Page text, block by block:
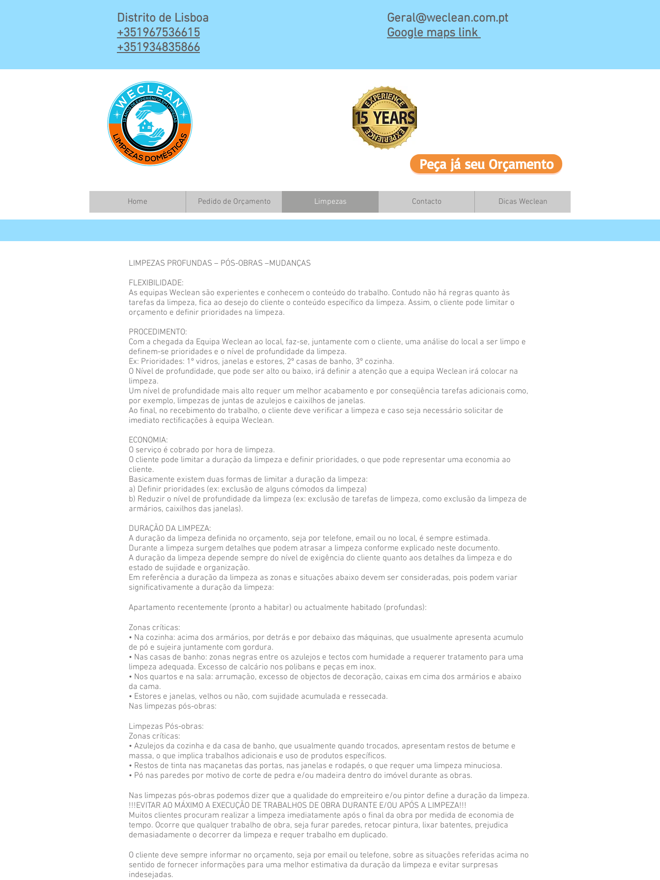
Distrito de Lisboa
+351967536615
+351934835866
Geral@weclean.com.pt
Google maps link
Peça já seu Orçamento
Home Pedido de Orçamento Limpezas Contacto Dicas Weclean
LIMPEZAS PROFUNDAS – PÓS-OBRAS –MUDANÇAS
FLEXIBILIDADE:
As equipas Weclean são experientes e conhecem o conteúdo do trabalho. Contudo não há regras quanto às
tarefas da limpeza, fica ao desejo do cliente o conteúdo específico da limpeza. Assim, o cliente pode limitar o
orçamento e definir prioridades na limpeza.
PROCEDIMENTO:
Com a chegada da Equipa Weclean ao local, faz-se, juntamente com o cliente, uma análise do local a ser limpo e
definem-se prioridades e o nível de profundidade da limpeza.
Ex: Prioridades: 1º vidros, janelas e estores, 2º casas de banho, 3º cozinha.
O Nível de profundidade, que pode ser alto ou baixo, irá definir a atenção que a equipa Weclean irá colocar na
limpeza.
Um nível de profundidade mais alto requer um melhor acabamento e por conseqüência tarefas adicionais como,
por exemplo, limpezas de juntas de azulejos e caixilhos de janelas.
Ao final, no recebimento do trabalho, o cliente deve verificar a limpeza e caso seja necessário solicitar de
imediato rectificações à equipa Weclean.
ECONOMIA:
O serviço é cobrado por hora de limpeza.
O cliente pode limitar a duração da limpeza e definir prioridades, o que pode representar uma economia ao
cliente.
Basicamente existem duas formas de limitar a duração da limpeza:
a) Definir prioridades (ex: exclusão de alguns cómodos da limpeza)
b) Reduzir o nível de profundidade da limpeza (ex: exclusão de tarefas de limpeza, como exclusão da limpeza de
armários, caixilhos das janelas).
DURAÇÃO DA LIMPEZA:
A duração da limpeza definida no orçamento, seja por telefone, email ou no local, é sempre estimada.
Durante a limpeza surgem detalhes que podem atrasar a limpeza conforme explicado neste documento.
A duração da limpeza depende sempre do nível de exigência do cliente quanto aos detalhes da limpeza e do
estado de sujidade e organização.
Em referência a duração da limpeza as zonas e situações abaixo devem ser consideradas, pois podem variar
significativamente a duração da limpeza:
Apartamento recentemente (pronto a habitar) ou actualmente habitado (profundas):
Zonas críticas:
• Na cozinha: acima dos armários, por detrás e por debaixo das máquinas, que usualmente apresenta acumulo
de pó e sujeira juntamente com gordura.
• Nas casas de banho: zonas negras entre os azulejos e tectos com humidade a requerer tratamento para uma
limpeza adequada. Excesso de calcário nos polibans e peças em inox.
• Nos quartos e na sala: arrumação, excesso de objectos de decoração, caixas em cima dos armários e abaixo
da cama.
• Estores e janelas, velhos ou não, com sujidade acumulada e ressecada.
Nas limpezas pós-obras:
Limpezas Pós-obras:
Zonas críticas:
• Azulejos da cozinha e da casa de banho, que usualmente quando trocados, apresentam restos de betume e
massa, o que implica trabalhos adicionais e uso de produtos específicos.
• Restos de tinta nas maçanetas das portas, nas janelas e rodapés, o que requer uma limpeza minuciosa.
• Pó nas paredes por motivo de corte de pedra e/ou madeira dentro do imóvel durante as obras.
Nas limpezas pós-obras podemos dizer que a qualidade do empreiteiro e/ou pintor define a duração da limpeza.
!!!EVITAR AO MÁXIMO A EXECUÇÃO DE TRABALHOS DE OBRA DURANTE E/OU APÓS A LIMPEZA!!!
Muitos clientes procuram realizar a limpeza imediatamente após o final da obra por medida de economia de
tempo. Ocorre que qualquer trabalho de obra, seja furar paredes, retocar pintura, lixar batentes, prejudica
demasiadamente o decorrer da limpeza e requer trabalho em duplicado.
O cliente deve sempre informar no orçamento, seja por email ou telefone, sobre as situações referidas acima no
sentido de fornecer informações para uma melhor estimativa da duração da limpeza e evitar surpresas
indesejadas.